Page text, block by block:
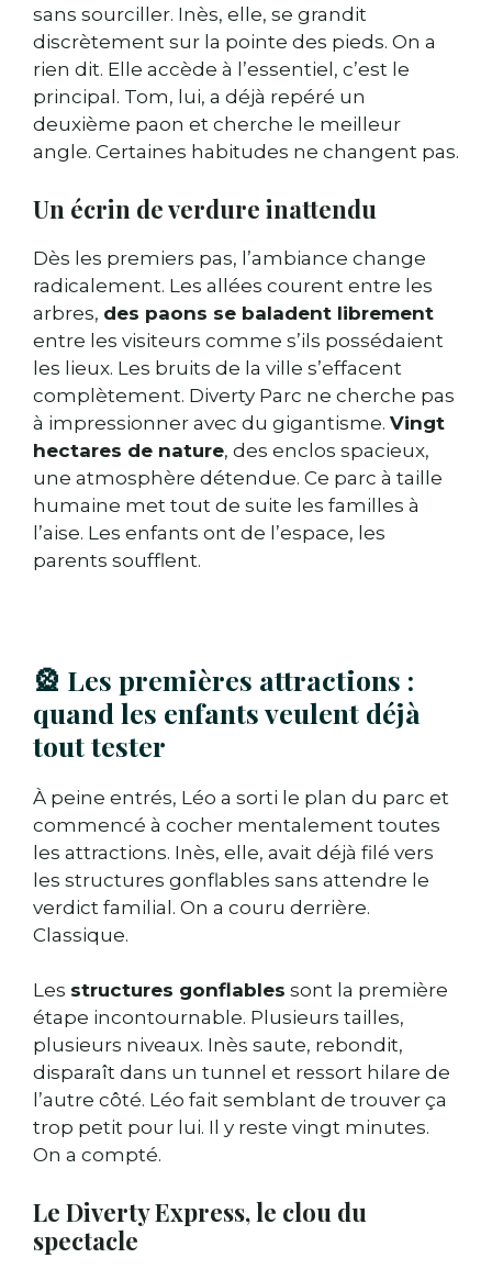
sans sourciller. Inès, elle, se grandit
discrètement sur la pointe des pieds. On a
rien dit. Elle accède à l’essentiel, c’est le
principal. Tom, lui, a déjà repéré un
deuxième paon et cherche le meilleur
angle. Certaines habitudes ne changent pas.
Un écrin de verdure inattendu
Dès les premiers pas, l’ambiance change
radicalement. Les allées courent entre les
arbres, des paons se baladent librement
entre les visiteurs comme s’ils possédaient
les lieux. Les bruits de la ville s’effacent
complètement. Diverty Parc ne cherche pas
à impressionner avec du gigantisme. Vingt
hectares de nature, des enclos spacieux,
une atmosphère détendue. Ce parc à taille
humaine met tout de suite les familles à
l’aise. Les enfants ont de l’espace, les
parents soufflent.
🎡 Les premières attractions :
quand les enfants veulent déjà
tout tester
À peine entrés, Léo a sorti le plan du parc et
commencé à cocher mentalement toutes
les attractions. Inès, elle, avait déjà filé vers
les structures gonflables sans attendre le
verdict familial. On a couru derrière.
Classique.
Les structures gonflables sont la première
étape incontournable. Plusieurs tailles,
plusieurs niveaux. Inès saute, rebondit,
disparaît dans un tunnel et ressort hilare de
l’autre côté. Léo fait semblant de trouver ça
trop petit pour lui. Il y reste vingt minutes.
On a compté.
Le Diverty Express, le clou du
spectacle